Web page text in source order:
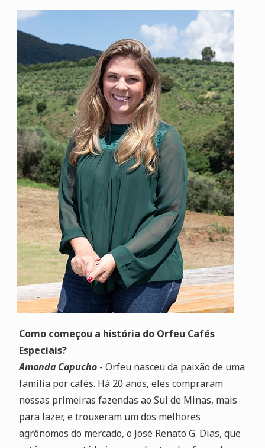
Como começou a história do Orfeu Cafés
Especiais?
Amanda Capucho- Orfeu nasceu da paixão de uma
família por cafés. Há 20 anos, eles compraram
nossas primeiras fazendas ao Sul de Minas, mais
para lazer, e trouxeram um dos melhores
agrônomos do mercado, o José Renato G. Dias, que